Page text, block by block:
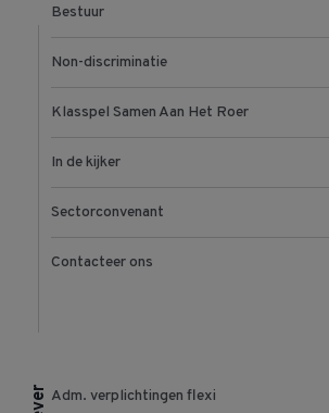
Bestuur
Non-discriminatie
Klasspel Samen Aan Het Roer
In de kijker
Sectorconvenant
Contacteer ons
Adm. verplichtingen flexi